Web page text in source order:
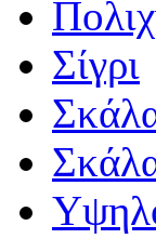
Σίγρι